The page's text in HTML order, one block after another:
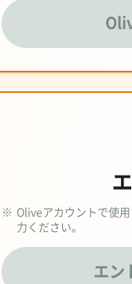
※ Oliveアカウントで使
力ください。
エン